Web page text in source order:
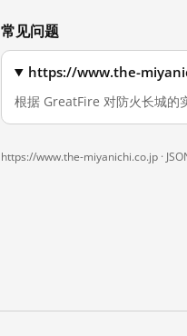
常见问题
https://www.the-
根据 GreatFire 对防火长城
https://www.the-miyanichi.co.jp ·